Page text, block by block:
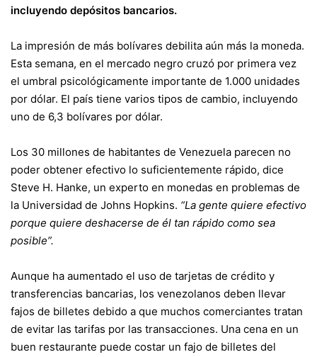
incluyendo depósitos bancarios.
La impresión de más bolívares debilita aún más la moneda.
Esta semana, en el mercado negro cruzó por primera vez
el umbral psicológicamente importante de 1.000 unidades
por dólar. El país tiene varios tipos de cambio, incluyendo
uno de 6,3 bolívares por dólar.
Los 30 millones de habitantes de Venezuela parecen no
poder obtener efectivo lo suficientemente rápido, dice
Steve H. Hanke, un experto en monedas en problemas de
la Universidad de Johns Hopkins. “La gente quiere efectivo
porque quiere deshacerse de él tan rápido como sea
posible”.
Aunque ha aumentado el uso de tarjetas de crédito y
transferencias bancarias, los venezolanos deben llevar
fajos de billetes debido a que muchos comerciantes tratan
de evitar las tarifas por las transacciones. Una cena en un
buen restaurante puede costar un fajo de billetes del